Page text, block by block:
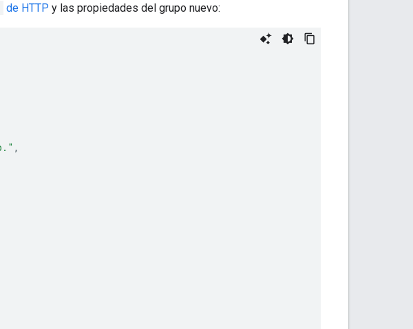
de HTTP y las propiedades del grupo nuevo:
,